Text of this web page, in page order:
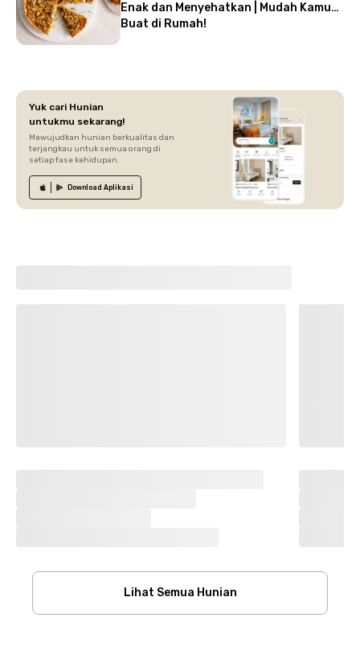
Enak dan Menyehatkan | Mudah Kamu
Buat di Rumah!
Yuk cari Hunian
untukmu sekarang!
Mewujudkan hunian berkualitas dan
terjangkau untuk semua orang di
setiap fase kehidupan.
Download Aplikasi
Lihat Semua Hunian